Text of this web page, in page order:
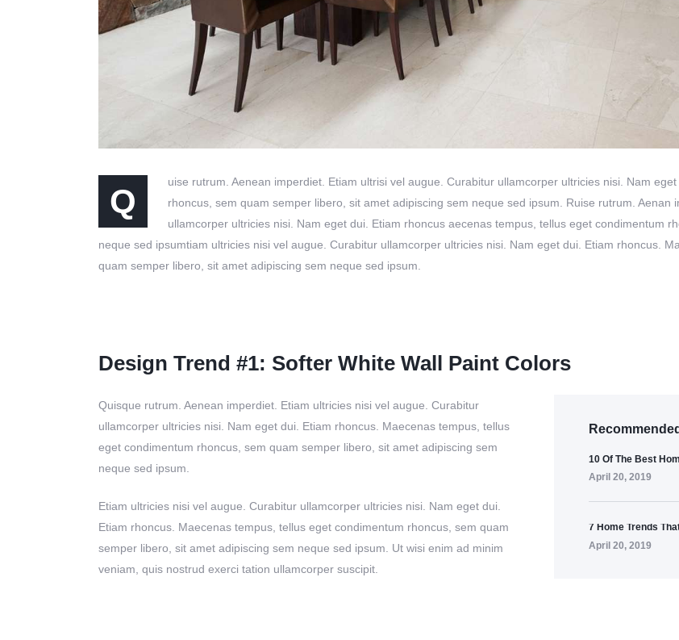
Q
uise rutrum. Aenean imperdiet. Etiam ultrisi vel augue. Curabitur ullamcorper ultricies nisi. Nam
rhoncus, sem quam semper libero, sit amet adipiscing sem neque sed ipsum. Ruise rutrum.
ullamcorper ultricies nisi. Nam eget dui. Etiam rhoncus aecenas tempus, tellus eget condimentum
neque sed ipsumtiam ultricies nisi vel augue. Curabitur ullamcorper ultricies nisi. Nam eget dui. Etiam rhoncus.
quam semper libero, sit amet adipiscing sem neque sed ipsum.
Design Trend #1: Softer White Wall Paint Colors
Quisque rutrum. Aenean imperdiet. Etiam ultricies nisi vel augue. Curabitur
ullamcorper ultricies nisi. Nam eget dui. Etiam rhoncus. Maecenas tempus, tellus
eget condimentum rhoncus, sem quam semper libero, sit amet adipiscing sem
neque sed ipsum.
Etiam ultricies nisi vel augue. Curabitur ullamcorper ultricies nisi. Nam eget dui.
Etiam rhoncus. Maecenas tempus, tellus eget condimentum rhoncus, sem quam
semper libero, sit amet adipiscing sem neque sed ipsum. Ut wisi enim ad minim
veniam, quis nostrud exerci tation ullamcorper suscipit.
Recommended
10 Of The Best
April 20, 2019
7 Home Trends
April 20, 2019